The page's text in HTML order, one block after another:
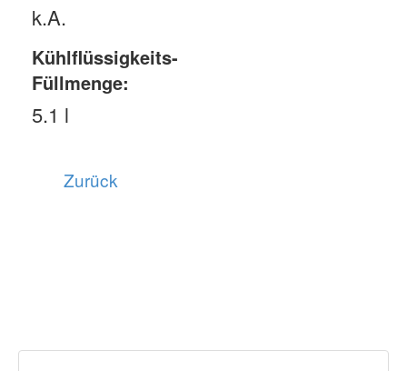
k.A.
Kühlflüssigkeits-
Füllmenge:
5.1 l
Zurück